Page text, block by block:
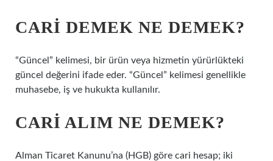
CARI DEMEK NE DEMEK?
“Güncel” kelimesi, bir ürün veya hizmetin yürürlükteki
güncel değerini ifade eder. “Güncel” kelimesi genellikle
muhasebe, iş ve hukukta kullanılır.
CARI ALIM NE DEMEK?
Alman Ticaret Kanunu’na (HGB) göre cari hesap; iki